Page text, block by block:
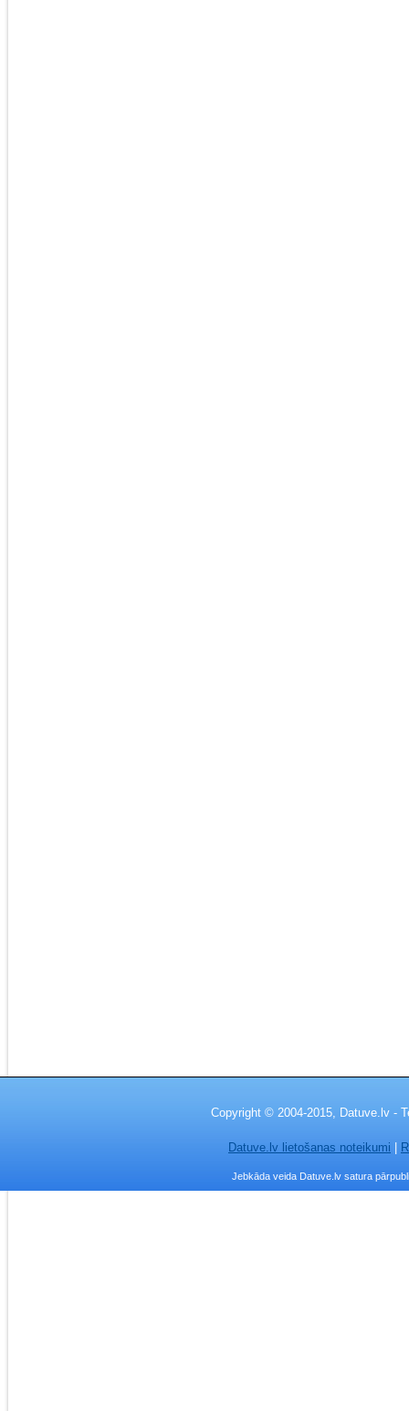
Copyright © 2004-2015, Datuve.lv -
Datuve.lv lietošanas noteikumi
Jebkāda veida Datuve.lv satura